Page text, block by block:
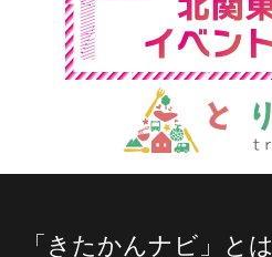
「きたかんナビ」とは